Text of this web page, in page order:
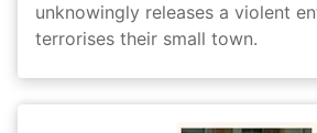
unknowingly releases a violent
terrorises their small town.